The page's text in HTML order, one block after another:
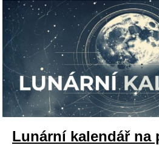
Lunární kalendář na